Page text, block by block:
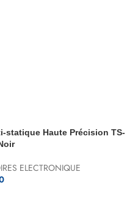
statique Haute Précision TS-
ELECTRONIQUE